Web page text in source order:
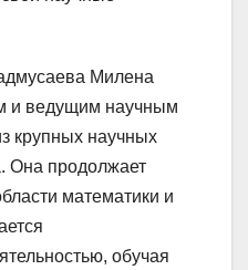
Милена
и ведущим научным
крупных научных
Она продолжает
математики и
обучая